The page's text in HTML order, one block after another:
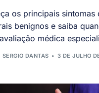
os principais sintomas
benignos e saiba
avaliação médica
SERGIO DANTAS 3 DE JULHO